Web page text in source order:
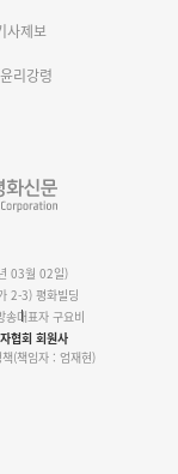
상작 발표
사제보
윤리강령
03월 02일)
2-3) 평화빌딩
송대표자 구요비
협회 회원사
(책임자 : 엄재현)